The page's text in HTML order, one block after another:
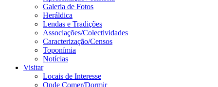
Galeria de Fotos
Heráldica
Lendas e Tradições
Associações/Colectividades
Caracterização/Censos
Toponímia
Notícias
Visitar
Locais de Interesse
Onde Comer/Dormir